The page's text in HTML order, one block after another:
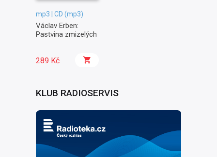
mp3 | CD (mp3)
Václav Erben:
Pastvina zmizelých
289 Kč
KLUB RADIOSERVIS